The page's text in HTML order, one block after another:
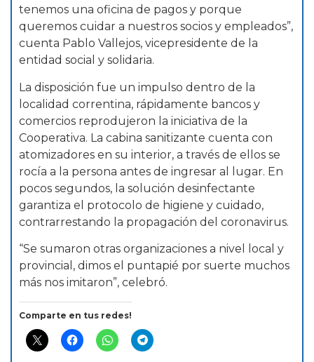
tenemos una oficina de pagos y porque
queremos cuidar a nuestros socios y empleados”,
cuenta Pablo Vallejos, vicepresidente de la
entidad social y solidaria.
La disposición fue un impulso dentro de la
localidad correntina, rápidamente bancos y
comercios reprodujeron la iniciativa de la
Cooperativa. La cabina sanitizante cuenta con
atomizadores en su interior, a través de ellos se
rocía a la persona antes de ingresar al lugar. En
pocos segundos, la solución desinfectante
garantiza el protocolo de higiene y cuidado,
contrarrestando la propagación del coronavirus.
“Se sumaron otras organizaciones a nivel local y
provincial, dimos el puntapié por suerte muchos
más nos imitaron”, celebró.
Comparte en tus redes!